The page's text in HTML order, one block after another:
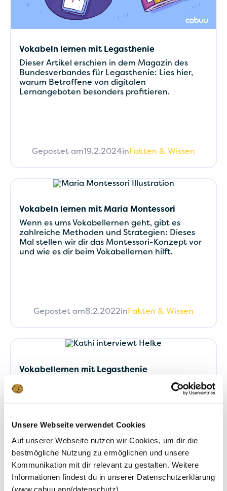
Unsere Webseite verwendet Cookies
Auf unserer Webseite nutzen wir Cookies, um dir die
bestmögliche Nutzung zu ermöglichen und unsere
Kommunikation mit dir relevant zu gestalten. Weitere
Informationen findest du in unserer Datenschutzerklärung
(www.cabuu.app/datenschutz)
Vokabeln lernen mit Legasthenie
Dieser Artikel erschien in dem Magazin des
Bundesverbandes für Legasthenie: Lies hier,
warum Betroffene von digitalen
Lernangeboten besonders profitieren.
Gepostet am19.2.2024in Fakten & Wissen
Vokabeln lernen mit Maria Montessori
Wenn es ums Vokabellernen geht, gibt es
zahlreiche Methoden und Strategien: Dieses
Mal stellen wir dir das Montessori-Konzept vor
und wie es dir beim Vokabellernen hilft.
Gepostet am8.2.2022inFakten & Wissen
Vokabellernen mit Legasthenie
Für viele Menschen mit Legasthenie bzw. LRS
ist das Vokabellernen eine besondere
Vokabellernen und erzählt uns, warum sie eine